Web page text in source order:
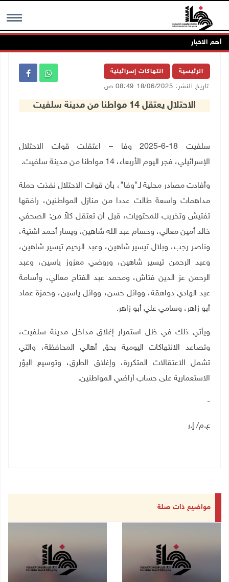
MENU أهم الاخبار
الرئيسية انتهاكات إسرائيلية
تاريخ النشر: 18/06/2025 08:49 ص
الاحتلال يعتقل 14 مواطنا من مدينة سلفيت
سلفيت 18-6-2025 وفا – اعتقلت قوات الاحتلال
الإسرائيلي، فجر اليوم الأربعاء، 14 مواطنا من مدينة سلفيت.
وأفادت مصادر محلية لـ"وفا"، بأن قوات الاحتلال نفذت حملة
مداهمات واسعة طالت عددا من منازل المواطنين، رافقها
تفتيش وتخريب للمحتويات، قبل أن تعتقل كلاً من: الصحفي
خالد أمين معالي، وحسام عبد الله شاهين، ويسار أحمد اشتية،
وناصر رجب، وبلال تيسير شاهين، وعبد الرحيم تيسير شاهين،
وعبد الرحمن تيسير شاهين، وروضي معزوز ياسين، وعبد
الرحمن عز الدين فتاش، ومحمد عبد الفتاح معالي، وأسامة
عبد الهادي دواهقة، ووائل حسن، ووائل ياسين، وحمزة عماد
أبو زاهر، وسامي علي أبو زاهر.
ويأتي ذلك في ظل استمرار إغلاق مداخل مدينة سلفيت،
وتصاعد الانتهاكات اليومية بحق أهالي المحافظة، والتي
تشمل الاعتقالات المتكررة، وإغلاق الطرق، وتوسيع البؤر
الاستعمارية على حساب أراضي المواطنين.
-
ع.م/ إ.ر
مواضيع ذات صلة